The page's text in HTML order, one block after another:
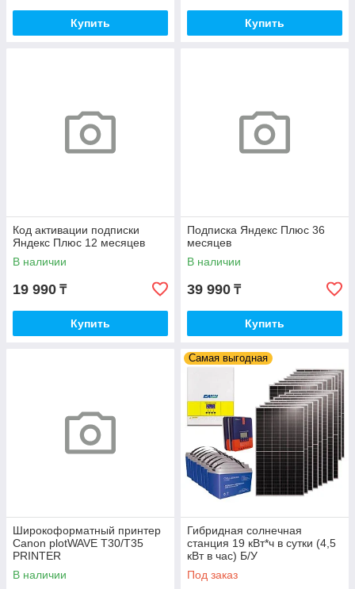
Купить Купить
Код активации подписки
Яндекс Плюс 12 месяцев
В наличии
19 990 ₸
Купить
Подписка Яндекс Плюс 36
месяцев
В наличии
39 990 ₸
Купить
Широкоформатный принтер
Canon plotWAVE T30/T35
PRINTER
В наличии
Самая выгодная
Гибридная солнечная
станция 19 кВт*ч в сутки (4,5
кВт в час) Б/У
Под заказ